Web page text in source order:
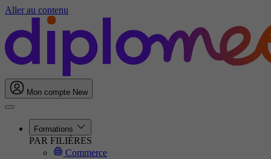
Aller au contenu
Mon compte New
Formations
PAR FILIÈRES
Commerce